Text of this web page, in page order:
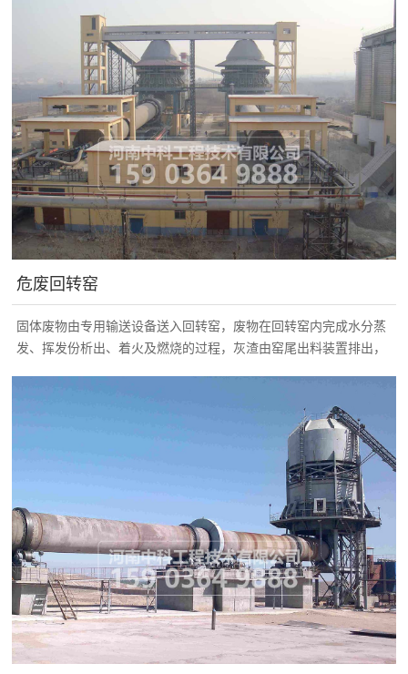
危废回转窑
固体废物由专用输送设备送入回转窑，废物在回转窑内完成水分蒸
发、挥发份析出、着火及燃烧的过程，灰渣由窑尾出料装置排出，